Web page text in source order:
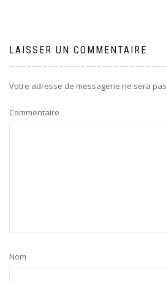
LAISSER UN COMMENTAIRE
Votre adresse de messagerie ne sera
Commentaire
Nom